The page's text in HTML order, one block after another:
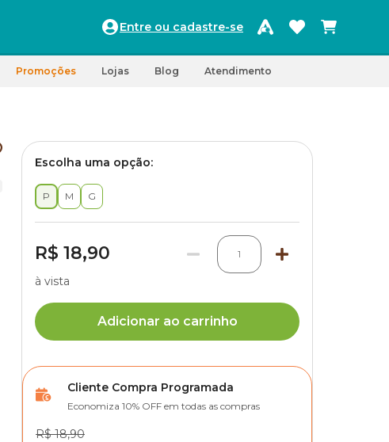
Entre ou cadastre-se
Promoções Lojas Blog Atendimento
Escolha uma opção:
P M G
R$ 18,90 1
à vista
Adicionar ao carrinho
Cliente Compra Programada
Economiza 10% OFF em todas as compras
R$ 18,90